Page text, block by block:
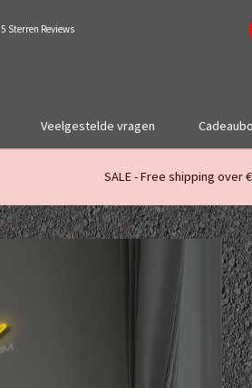
5 Sterren Reviews
Veelgestelde vragen
SALE - Free shipping over €